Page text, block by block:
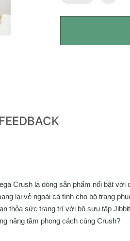
FEEDBACK
Crush là dòng sản phẩm nổi bật với
lại vẻ ngoài cá tính cho bộ trang
thỏa sức trang trí với bộ sưu tập
nâng tầm phong cách cùng Crush?